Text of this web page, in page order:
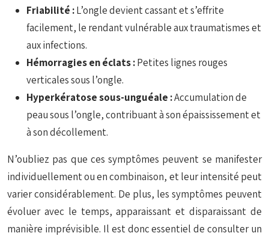
Friabilité :L’ongle devient cassant et s’effrite
facilement, le rendant vulnérable aux traumatismes et
aux infections.
Hémorragies en éclats :Petites lignes rouges
verticales sous l’ongle.
Hyperkératose sous-unguéale :Accumulation de
peau sous l’ongle, contribuant à son épaississement et
à son décollement.
N’oubliez pas que ces symptômes peuvent se manifester
individuellement ou en combinaison, et leur intensité peut
varier considérablement. De plus, les symptômes peuvent
évoluer avec le temps, apparaissant et disparaissant de
manière imprévisible. Il est donc essentiel de consulter un